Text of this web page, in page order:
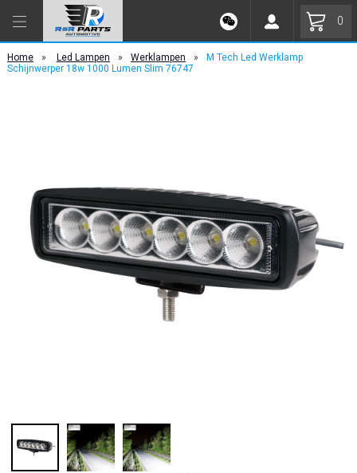
0
Home » Led Lampen » Werklampen »
M Tech Led Werklamp
Schijnwerper 18w 1000 Lumen Slim 76747